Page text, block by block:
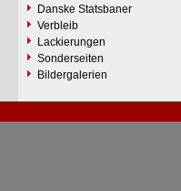
Danske Statsbaner
Verbleib
Lackierungen
Sonderseiten
Bildergalerien